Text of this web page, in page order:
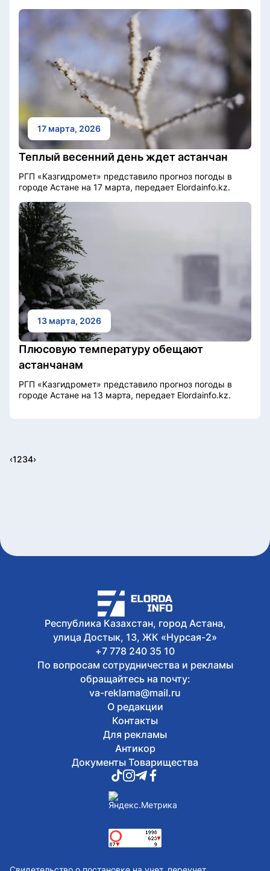
17 марта, 2026
Теплый весенний день ждет астанчан
РГП «Казгидромет» представило прогноз погоды в
городе Астане на 17 марта, передает Elordainfo.kz.
13 марта, 2026
Плюсовую температуру обещают
астанчанам
РГП «Казгидромет» представило прогноз погоды в
городе Астане на 13 марта, передает Elordainfo.kz.
‹1234›
Республика Казахстан, город Астана,
улица Достык, 13, ЖК «Нурсая-2»
+7 778 240 35 10
По вопросам сотрудничества и рекламы
обращайтесь на почту:
va-reklama@mail.ru
О редакции
Контакты
Для рекламы
Антикор
Документы Товарищества